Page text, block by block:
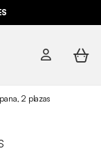
2 plazas